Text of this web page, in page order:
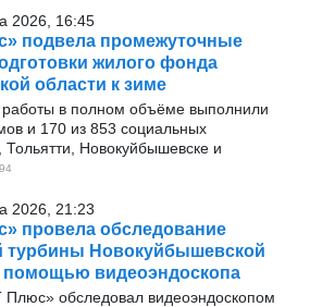
2026, 16:45
подвела промежуточные
жилого фонда
области к зиме
работы в полном объёме выполнили
и 170 из 853 социальных
Новокуйбышевске и
2026, 21:23
провела обследование
турбины Новокуйбышевской
помощью видеоэндоскопа
обследовал видеоэндоскопом